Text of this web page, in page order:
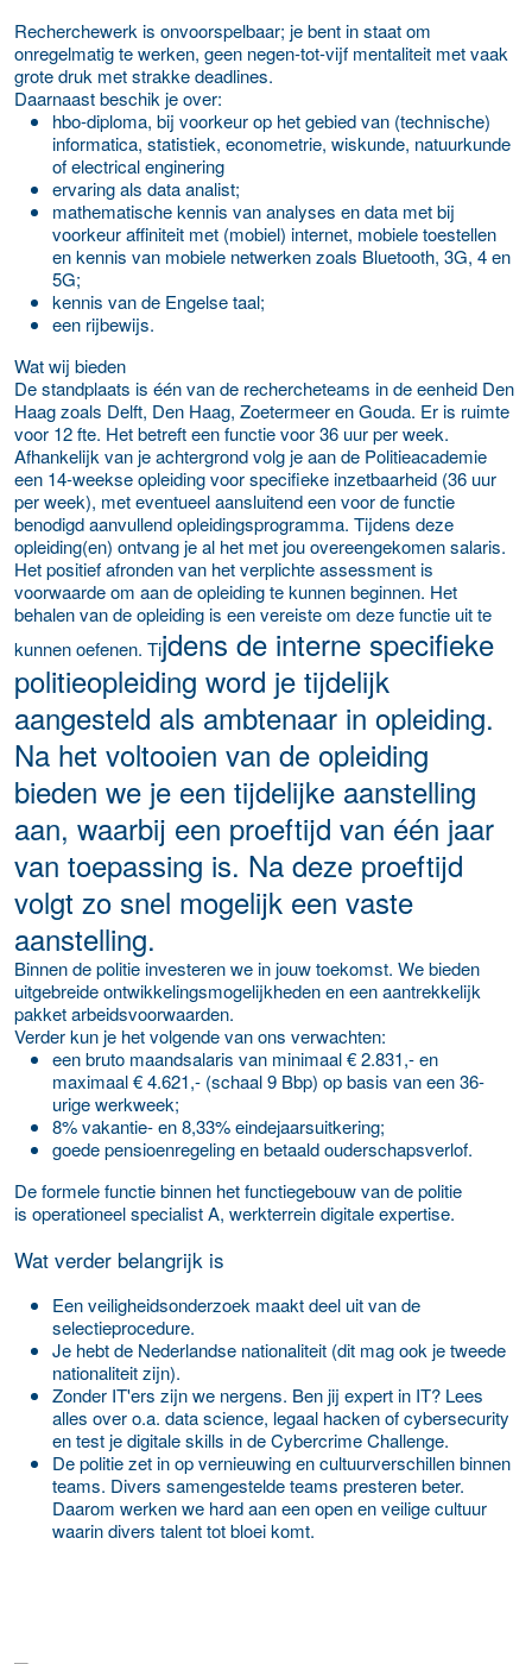
Recherchewerk is onvoorspelbaar; je bent in staat om
onregelmatig te werken, geen negen-tot-vijf mentaliteit met vaak
grote druk met strakke deadlines.
Daarnaast beschik je over:
hbo-diploma, bij voorkeur op het gebied van (technische)
informatica, statistiek, econometrie, wiskunde, natuurkunde
of electrical enginering
ervaring als data analist;
mathematische kennis van analyses en data met bij
voorkeur affiniteit met (mobiel) internet, mobiele toestellen
en kennis van mobiele netwerken zoals Bluetooth, 3G, 4 en
5G;
kennis van de Engelse taal;
een rijbewijs.
Wat wij bieden
De standplaats is één van de rechercheteams in de eenheid Den
Haag zoals Delft, Den Haag, Zoetermeer en Gouda. Er is ruimte
voor 12 fte. Het betreft een functie voor 36 uur per week.
Afhankelijk van je achtergrond volg je aan de Politieacademie
een 14-weekse opleiding voor specifieke inzetbaarheid (36 uur
per week), met eventueel aansluitend een voor de functie
benodigd aanvullend opleidingsprogramma. Tijdens deze
opleiding(en) ontvang je al het met jou overeengekomen salaris.
Het positief afronden van het verplichte assessment is
voorwaarde om aan de opleiding te kunnen beginnen. Het
behalen van de opleiding is een vereiste om deze functie uit te
kunnen oefenen. Tijdens de interne specifieke
politieopleiding word je tijdelijk
aangesteld als ambtenaar in opleiding.
Na het voltooien van de opleiding
bieden we je een tijdelijke aanstelling
aan, waarbij een proeftijd van één jaar
van toepassing is. Na deze proeftijd
volgt zo snel mogelijk een vaste
aanstelling.
Binnen de politie investeren we in jouw toekomst. We bieden
uitgebreide ontwikkelingsmogelijkheden en een aantrekkelijk
pakket arbeidsvoorwaarden.
Verder kun je het volgende van ons verwachten:
een bruto maandsalaris van minimaal € 2.831,- en
maximaal € 4.621,- (schaal 9 Bbp) op basis van een 36-
urige werkweek;
8% vakantie- en 8,33% eindejaarsuitkering;
goede pensioenregeling en betaald ouderschapsverlof.
De formele functie binnen het functiegebouw van de politie
is operationeel specialist A, werkterrein digitale expertise.
Wat verder belangrijk is
Een veiligheidsonderzoek maakt deel uit van de
selectieprocedure.
Je hebt de Nederlandse nationaliteit (dit mag ook je tweede
nationaliteit zijn).
Zonder IT'ers zijn we nergens. Ben jij expert in IT? Lees
alles over o.a. data science, legaal hacken of cybersecurity
en test je digitale skills in de Cybercrime Challenge.
De politie zet in op vernieuwing en cultuurverschillen binnen
teams. Divers samengestelde teams presteren beter.
Daarom werken we hard aan een open en veilige cultuur
waarin divers talent tot bloei komt.